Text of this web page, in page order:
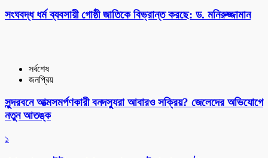
সংঘবদ্ধ ধর্ম ব্যবসায়ী গোষ্ঠী জাতিকে বিভ্রান্ত করছে: ড. মনিরুজ্জামান
সর্বশেষ
জনপ্রিয়
সুন্দরবনে আত্মসমর্পণকারী বনদস্যুরা আবারও সক্রিয়? জেলেদের অভিযোগে
নতুন আতঙ্ক
১